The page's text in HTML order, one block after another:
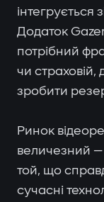
інтегрується
Додаток
потрібний
чи страховій,
зробити
Ринок
величезний
той, що
сучасні